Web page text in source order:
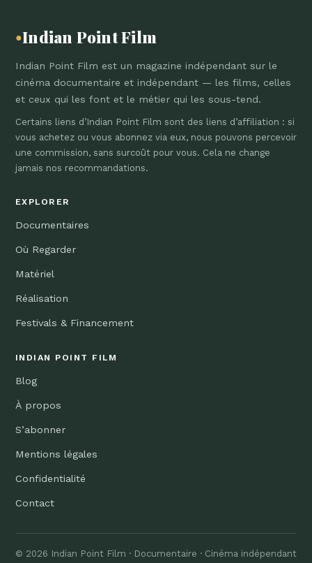
●Indian Point Film
Indian Point Film est un magazine indépendant sur le
cinéma documentaire et indépendant — les films, celles
et ceux qui les font et le métier qui les sous-tend.
Certains liens d’Indian Point Film sont des liens d’affiliation : si
vous achetez ou vous abonnez via eux, nous pouvons percevoir
une commission, sans surcoût pour vous. Cela ne change
jamais nos recommandations.
EXPLORER
Documentaires
Où Regarder
Matériel
Réalisation
Festivals & Financement
INDIAN POINT FILM
Blog
À propos
S’abonner
Mentions légales
Confidentialité
Contact
© 2026 Indian Point Film · Documentaire · Cinéma indépendant